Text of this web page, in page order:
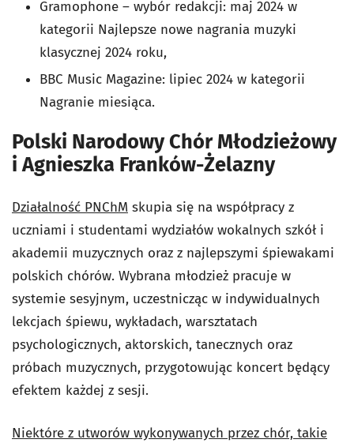
Gramophone – wybór redakcji: maj 2024 w
kategorii Najlepsze nowe nagrania muzyki
klasycznej 2024 roku,
BBC Music Magazine: lipiec 2024 w kategorii
Nagranie miesiąca.
Polski Narodowy Chór Młodzieżowy
i Agnieszka Franków-Żelazny
Działalność PNChM skupia się na współpracy z
uczniami i studentami wydziałów wokalnych szkół i
akademii muzycznych oraz z najlepszymi śpiewakami
polskich chórów. Wybrana młodzież pracuje w
systemie sesyjnym, uczestnicząc w indywidualnych
lekcjach śpiewu, wykładach, warsztatach
psychologicznych, aktorskich, tanecznych oraz
próbach muzycznych, przygotowując koncert będący
efektem każdej z sesji.
Niektóre z utworów wykonywanych przez chór, takie